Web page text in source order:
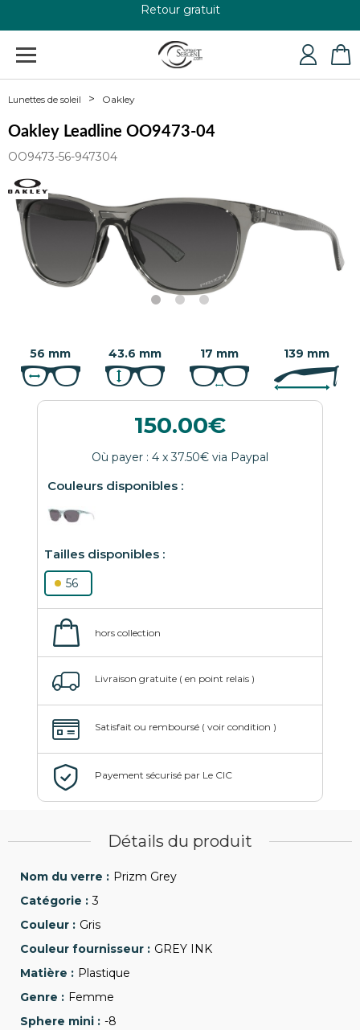
+33 4 79 24 76 84
Lunettes de soleil Oakley
Oakley Leadline OO9473-04
OO9473-56-947304
56 mm 43.6 mm 17 mm 139 mm
150.00
56
Détails du produit
Prizm Grey
3
Gris
GREY INK
Plastique
Femme
-8